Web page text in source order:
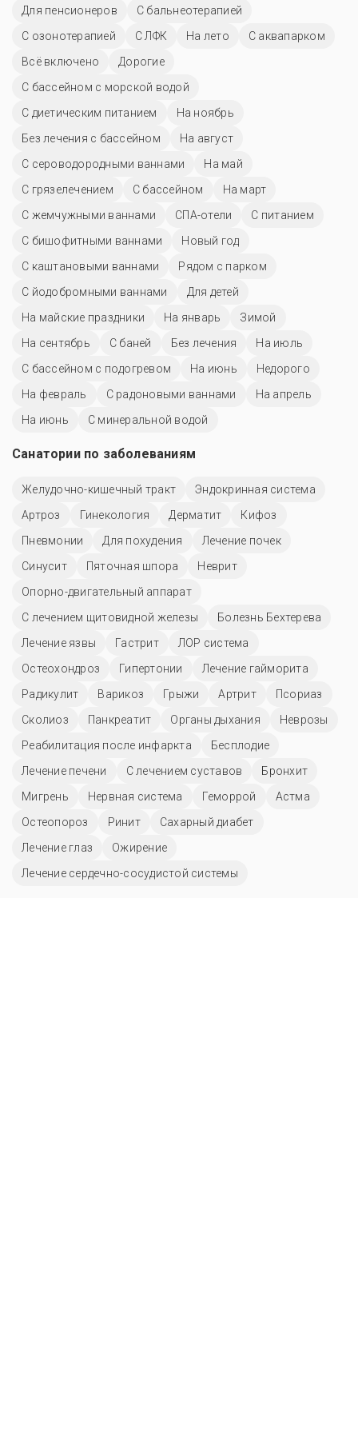
Для пенсионеров
С бальнеотерапией
С озонотерапией
С ЛФК На лето
С аквапарком
Всё включено
Дорогие
С бассейном с морской водой
С диетическим питанием
На ноябрь
Без лечения с бассейном
На август
С сероводородными ваннами
На май
С грязелечением
C бассейном
На март
С жемчужными ваннами
СПА-отели
С питанием
С бишофитными ваннами
Новый год
С каштановыми ваннами
Рядом с парком
С йодобромными ваннами
Для детей
На майские праздники
На январь
Зимой
На сентябрь
С баней Без лечения
На июль
С бассейном с подогревом
На июнь
Недорого
На февраль
С радоновыми ваннами
На апрель
На июнь
С минеральной водой
Санатории по заболеваниям
Желудочно-кишечный тракт
Эндокринная система
Артроз
Гинекология Дерматит
Кифоз
Пневмонии
Для похудения
Лечение почек
Синусит
Пяточная шпора
Неврит
Опорно-двигательный аппарат
С лечением щитовидной железы
Болезнь Бехтерева
Лечение язвы
Гастрит
ЛОР система
Остеохондроз
Гипертонии
Лечение гайморита
Радикулит
Варикоз Грыжи Артрит
Псориаз
Сколиоз
Панкреатит Органы дыхания
Неврозы
Реабилитация после инфаркта
Бесплодие
Лечение печени
С лечением суставов
Бронхит
Мигрень
Нервная система Геморрой
Астма
Остеопороз
Ринит
Сахарный диабет
Лечение глаз
Ожирение
Лечение сердечно-сосудистой системы